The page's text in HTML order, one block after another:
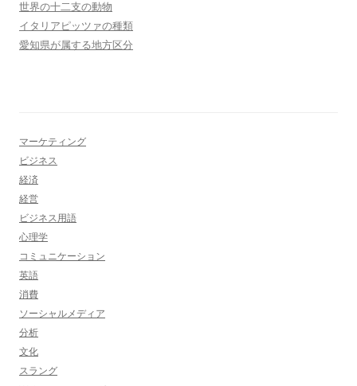
世界の十二支の動物
イタリアピッツァの種類
愛知県が属する地方区分
マーケティング
ビジネス
経済
経営
ビジネス用語
心理学
コミュニケーション
英語
消費
ソーシャルメディア
分析
文化
スラング